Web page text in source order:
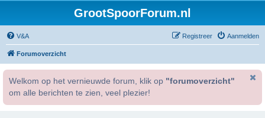
GrootSpoorForum.nl
V&A Aanmelden
Registreer
Forumoverzicht
Welkom op het vernieuwde forum, klik op "forumoverzicht"
om alle berichten te zien, veel plezier!